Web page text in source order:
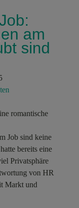
am
sind
romantische
Job sind keine
bereits eine
Privatsphäre
von HR
Markt und